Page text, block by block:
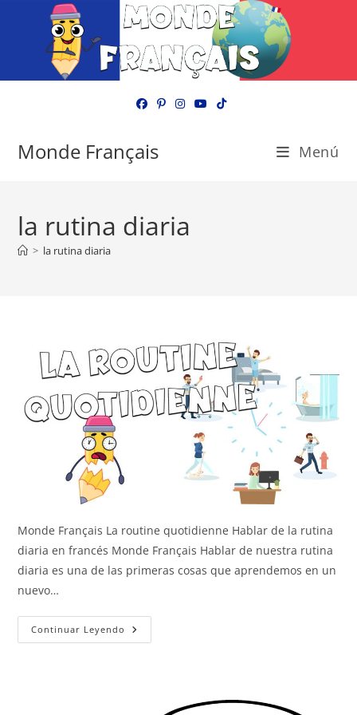
Monde Français Menú
la rutina diaria
> la rutina diaria
Monde Français La routine quotidienne Hablar de la rutina
diaria en francés Monde Français Hablar de nuestra rutina
diaria es una de las primeras cosas que aprendemos en un
nuevo…
Continuar Leyendo La
Rutina